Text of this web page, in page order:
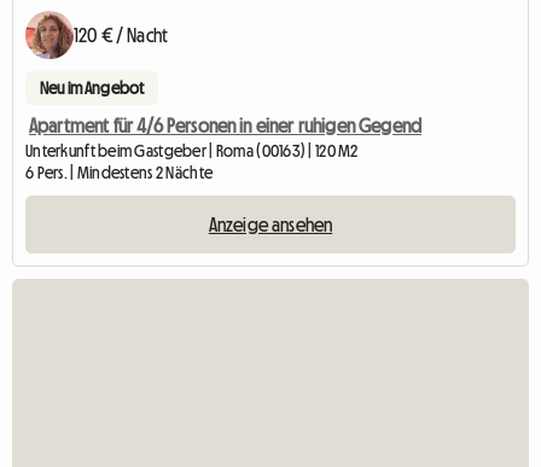
120 € / Nacht
Neu im Angebot
Apartment für 4/6 Personen in einer ruhigen Gegend
Unterkunft beim Gastgeber | Roma (00163) | 120 M2
6 Pers. | Mindestens 2 Nächte
Anzeige ansehen